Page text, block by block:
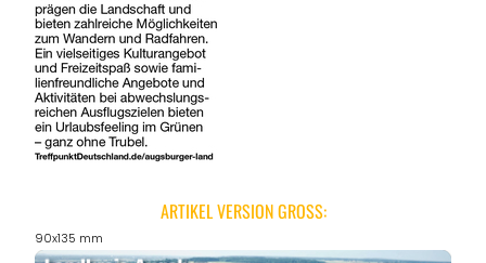
ARTIKEL VERSION GROSS:
90x135 mm